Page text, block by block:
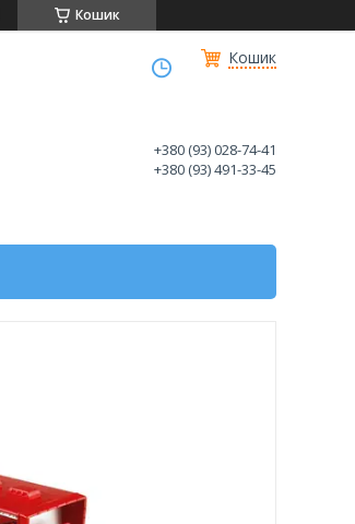
Кошик
Кошик
+380 (93) 028-74-41
+380 (93) 491-33-45